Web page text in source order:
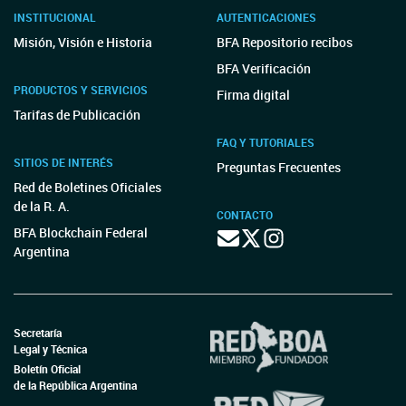
INSTITUCIONAL
Misión, Visión e Historia
PRODUCTOS Y SERVICIOS
Tarifas de Publicación
SITIOS DE INTERÉS
Red de Boletines Oficiales
de la R. A.
BFA Blockchain Federal
Argentina
AUTENTICACIONES
BFA Repositorio recibos
BFA Verificación
Firma digital
FAQ Y TUTORIALES
Preguntas Frecuentes
CONTACTO
Secretaría
Legal y Técnica
Boletín Oficial
de la República Argentina